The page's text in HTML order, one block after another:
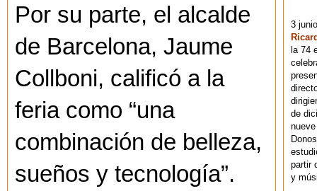
Por su parte, el alcalde
de Barcelona, Jaume
Collboni, calificó a la
feria como “una
combinación de belleza,
sueños y tecnología”.
3
la 74
de
partir
y